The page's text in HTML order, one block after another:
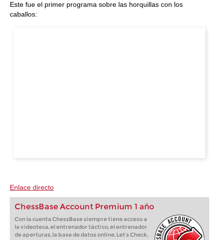
Este fue el primer programa sobre las horquillas con los
caballos:
Enlace directo
ChessBase Account Premium 1 año
Con la cuenta ChessBase siempre tiene acceso a
la videoteca, el entrenador táctico, el entrenador
de aperturas, la base de datos online, Let’s Check,